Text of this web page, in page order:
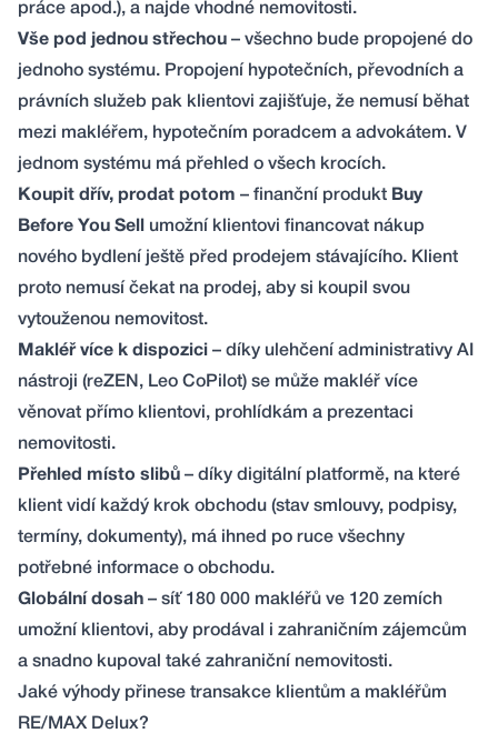
práce apod.), a najde vhodné nemovitosti.
Vše pod jednou střechou – všechno bude propojené do
jednoho systému. Propojení hypotečních, převodních a
právních služeb pak klientovi zajišťuje, že nemusí běhat
mezi makléřem, hypotečním poradcem a advokátem. V
jednom systému má přehled o všech krocích.
Koupit dřív, prodat potom – finanční produkt Buy
Before You Sell
umožní klientovi financovat nákup
nového bydlení ještě před prodejem stávajícího. Klient
proto nemusí čekat na prodej, aby si koupil svou
vytouženou nemovitost.
Makléř více k dispozici – díky ulehčení administrativy AI
nástroji (reZEN, Leo CoPilot) se může makléř více
věnovat přímo klientovi, prohlídkám a prezentaci
nemovitosti.
Přehled místo slibů – díky digitální platformě, na které
klient vidí každý krok obchodu (stav smlouvy, podpisy,
termíny, dokumenty), má ihned po ruce všechny
potřebné informace o obchodu.
Globální dosah – síť 180 000 makléřů ve 120 zemích
umožní klientovi, aby prodával i zahraničním zájemcům
a snadno kupoval také zahraniční nemovitosti.
Jaké výhody přinese transakce klientům a makléřům
RE/MAX Delux?